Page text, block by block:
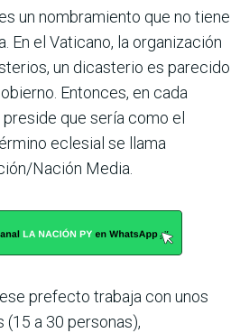
un nombramiento que no tiene
En el Vaticano, la organización
un dicasterio es parecido
Entonces, en cada
que sería como el
eclesial se llama
Nación Media.
pre­fecto trabaja con unos
a 30 perso­nas),